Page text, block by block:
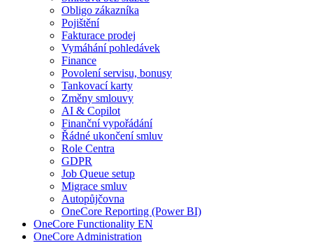
Obligo zákazníka
Pojištění
Fakturace prodej
Vymáhání pohledávek
Finance
Povolení servisu, bonusy
Tankovací karty
Změny smlouvy
AI & Copilot
Finanční vypořádání
Řádné ukončení smluv
Role Centra
GDPR
Job Queue setup
Migrace smluv
Autopůjčovna
OneCore Reporting (Power BI)
OneCore Functionality EN
OneCore Administration